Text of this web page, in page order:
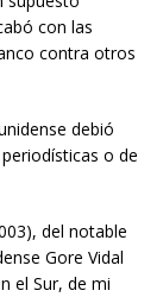
con las
contra otros
debió
o de
del notable
Gore Vidal
el Sur, de mi